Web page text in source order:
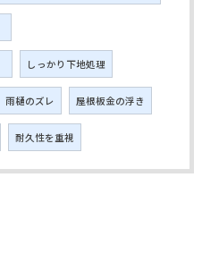
しっかり下地処理
雨樋のズレ 屋根板金の浮き
耐久性を重視